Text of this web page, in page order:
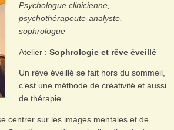
Psychologue clinicienne,
psychothérapeute-analyste,
sophrologue
Atelier : Sophrologie et rêve éveillé
Un rêve éveillé se fait hors du sommeil,
c’est une méthode de créativité et aussi
de thérapie.
centrer sur les images mentales et de